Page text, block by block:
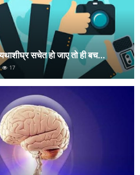
सचेत हो जाए तो ही बच...
17